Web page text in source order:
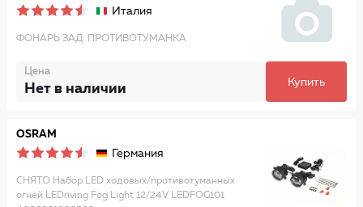
Италия
ФОНАРЬ ЗАД. ПРОТИВОТУМАНКА
Цена
Нет в наличии Купить
OSRAM
Германия
СНЯТО Набор LED ходовых/противотуманных
огней LEDriving Fog Light 12/24V LEDFOG101